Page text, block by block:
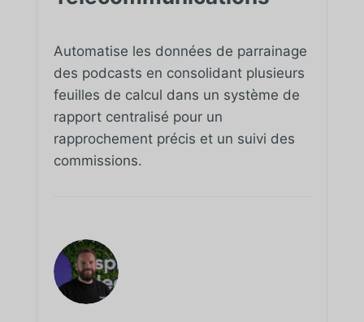
Automatise les données de parrainage
des podcasts en consolidant plusieurs
feuilles de calcul dans un système de
rapport centralisé pour un
rapprochement précis et un suivi des
commissions.